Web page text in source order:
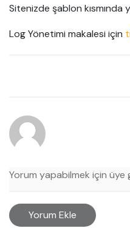
Sitenizde şablon
Log Yönetimi makalesi için
Yorum Ekle